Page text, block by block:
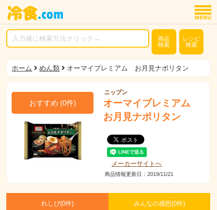
商品
検索
レシピ
検索
ホーム めん類 オーマイプレミアム お月見ナポリタン
おすすめ (0件)
ニップン
オーマイプレミアム
お月見ナポリタン
メーカーサイトへ
商品情報更新日：2019/11/21
れしぴ(0件) みんなの感想(0件)